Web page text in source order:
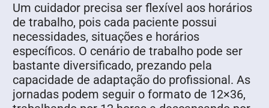
Um cuidador precisa ser flexível aos horários
de trabalho, pois cada paciente possui
necessidades, situações e horários
específicos. O cenário de trabalho pode ser
bastante diversificado, prezando pela
capacidade de adaptação do profissional. As
jornadas podem seguir o formato de 12×36,